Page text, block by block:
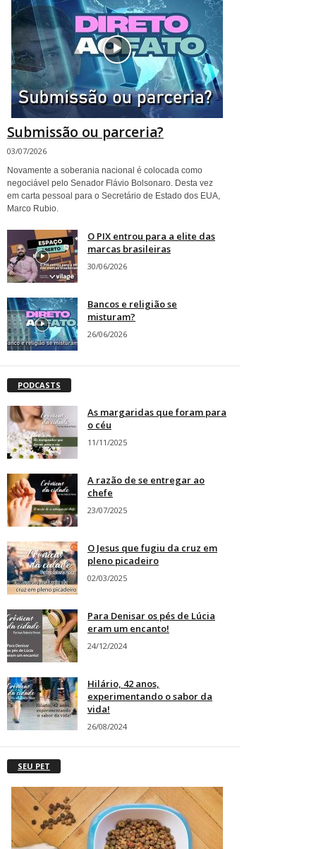
Submissão ou parceria?
03/07/2026
Novamente a soberania nacional é colocada como
negociável pelo Senador Flávio Bolsonaro. Desta vez
em carta pessoal para o Secretário de Estado dos EUA,
Marco Rubio.
O PIX entrou para a elite das
marcas brasileiras
30/06/2026
Bancos e religião se
misturam?
26/06/2026
PODCASTS
As margaridas que foram para
o céu
11/11/2025
A razão de se entregar ao
chefe
23/07/2025
O Jesus que fugiu da cruz em
pleno picadeiro
02/03/2025
Para Denisar os pés de Lúcia
eram um encanto!
24/12/2024
Hilário, 42 anos,
experimentando o sabor da
vida!
26/08/2024
SEU PET